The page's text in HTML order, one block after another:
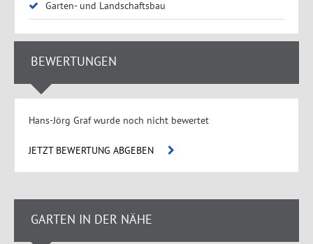
Garten- und Landschaftsbau
BEWERTUNGEN
Hans-Jörg Graf wurde noch nicht bewertet
JETZT BEWERTUNG ABGEBEN
GARTEN IN DER NÄHE